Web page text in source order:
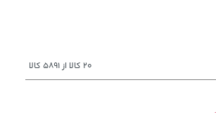
20 کالا از 5891 کالا